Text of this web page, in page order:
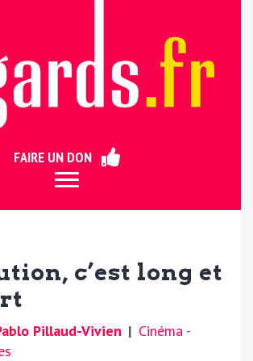
FAIRE UN DON
c’est long et
Pillaud-Vivien | Cinéma -